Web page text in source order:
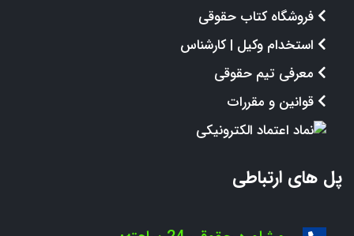
فروشگاه کتاب حقوقی
استخدام وکیل | کارشناس
معرفی تیم حقوقی
قوانین و مقررات
پل های ارتباطی